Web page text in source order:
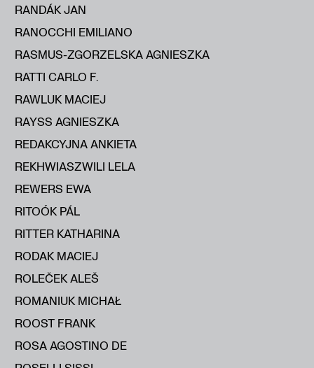
RANDÁK JAN
RANOCCHI EMILIANO
RASMUS-ZGORZELSKA AGNIESZKA
RATTI CARLO F.
RAWLUK MACIEJ
RAYSS AGNIESZKA
REDAKCYJNA ANKIETA
REKHWIASZWILI LELA
REWERS EWA
RITOÓK PÁL
RITTER KATHARINA
RODAK MACIEJ
ROLEČEK ALEŠ
ROMANIUK MICHAŁ
ROOST FRANK
ROSA AGOSTINO DE